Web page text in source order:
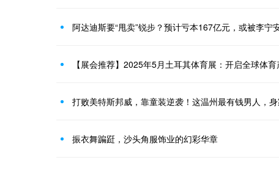
阿达迪斯要“甩卖”锐步？预计亏本167亿元，或被李宁
【展会推荐】2025年5月土耳其体育展：开启全球体
打败美特斯邦威，靠童装逆袭！这温州最有钱男人，
振衣舞蹁跹，沙头角服饰业的幻彩华章